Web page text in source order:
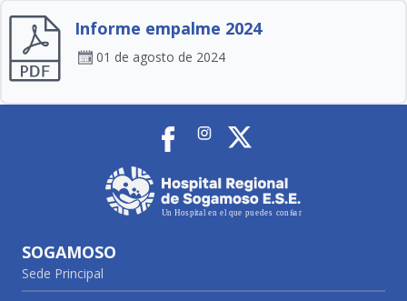
Informe empalme 2024
01 de agosto de 2024
SOGAMOSO
Sede Principal